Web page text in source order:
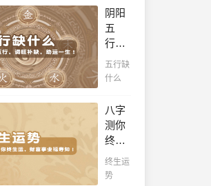
解读
您的
事业
赋，
扭转
不利
困
局！！
晓。
姓名
判断
你一
生吉
凶，
你的
真的
适合
你
吗？
阴阳
五
行，
调旺
补
助运
一
生！
通晓
五
行，
五行缺
什么
八字
测你
终生
运，
财富
终生运
势